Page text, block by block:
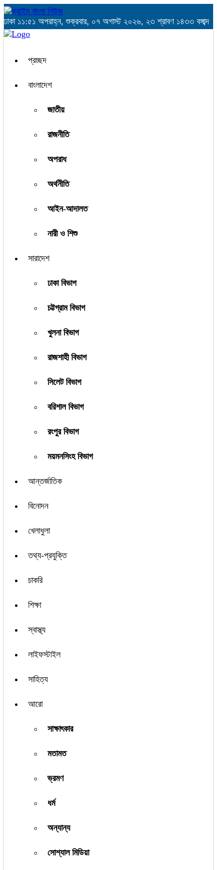
ঢাকা ১১:৫১ অপরাহ্ন, শুক্রবার, ০৭ অগাস্ট ২০২৬, ২৩ শ্রাবণ ১৪৩৩ বঙ্গাব্দ
প্রচ্ছদ
বাংলাদেশ
জাতীয়
রাজনীতি
অপরাধ
অর্থনীতি
আইন-আদালত
নারী ও শিশু
সারাদেশ
ঢাকা বিভাগ
চট্টগ্রাম বিভাগ
খুলনা বিভাগ
রাজশাহী বিভাগ
সিলেট বিভাগ
বরিশাল বিভাগ
রংপুর বিভাগ
ময়মনসিংহ বিভাগ
আন্তর্জাতিক
বিনোদন
খেলাধুলা
তথ্য-প্রযুক্তি
চাকরি
শিক্ষা
স্বাস্থ্য
লাইফস্টাইল
সাহিত্য
আরো
সাক্ষাৎকার
মতামত
ভ্রমণ
ধর্ম
অন্যান্য
সোশ্যাল মিডিয়া